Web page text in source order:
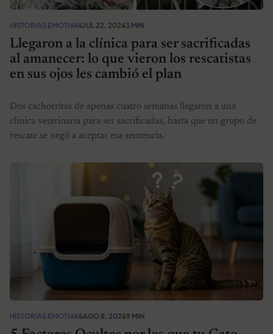
HISTORIAS EMOTIVASJUL 22, 20263 MIN
Llegaron a la clínica para ser sacrificadas
al amanecer: lo que vieron los rescatistas
en sus ojos les cambió el plan
Dos cachorritas de apenas cuatro semanas llegaron a una
clínica veterinaria para ser sacrificadas, hasta que un grupo de
rescate se negó a aceptar esa sentencia.
HISTORIAS EMOTIVASAGO 8, 20259 MIN